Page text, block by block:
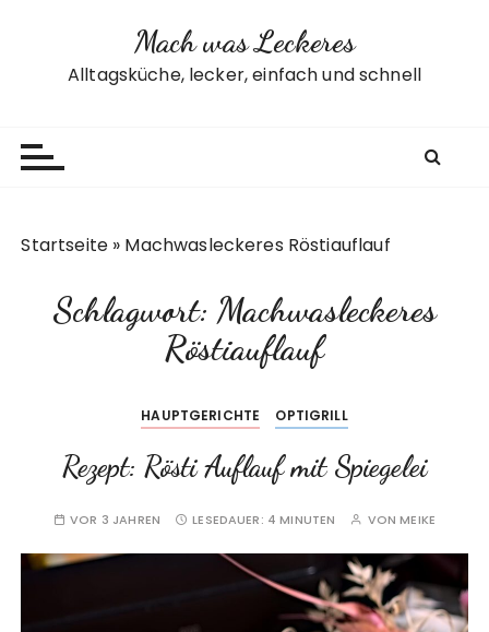
Mach was Leckeres
Alltagsküche, lecker, einfach und schnell
Startseite » Machwasleckeres Röstiauflauf
Schlagwort: Machwasleckeres
Röstiauflauf
HAUPTGERICHTE OPTIGRILL
Rezept: Rösti Auflauf mit Spiegelei
VOR 3 JAHREN LESEDAUER: 4 MINUTEN VONMEIKE